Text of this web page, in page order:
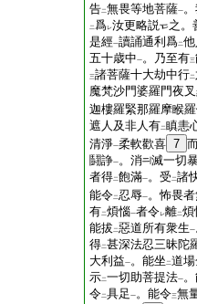
告二無畏等地菩薩一
二爲レ汝更略説
之。
是經一讀誦通利爲二
五十歳中一。乃至有三
三諸菩薩十大劫中行二
魔梵沙門婆羅門夜
迦樓羅緊那羅摩睺
遮人及非人有二瞋恚
清淨一柔軟歡喜 7
鬪諍一。消
滅一切
者得二飽滿一。受 二諸
能令二忍辱一。怖畏
有二煩惱一者令レ離二煩
能拔 二惡道所有衆生一
得二甚深法忍三昧陀
大利益一。能坐 二道
示二一切助菩提法一
令二具足 一。能令三無